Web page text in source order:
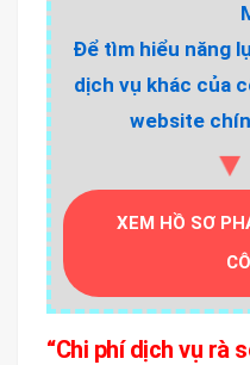
Để tìm hiểu năng
dịch vụ khác của
website
XEM HỒ SƠ
“Chi phí dịch vụ rà